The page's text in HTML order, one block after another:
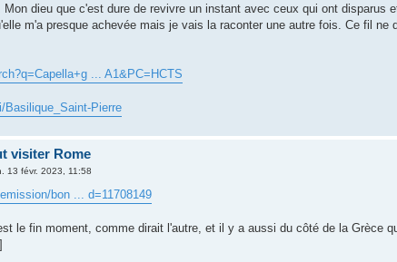
dieu que c'est dure de revivre un instant avec ceux qui ont disparus
m'a presque achevée mais je vais la raconter une autre fois. Ce fil
... A1&PC=HCTS
Basilique_Saint-Pierre
visiter Rome
13 févr. 2023, 11:58
bon ... d=11708149
le fin moment, comme dirait l'autre, et il y a aussi du côté de la Grèce